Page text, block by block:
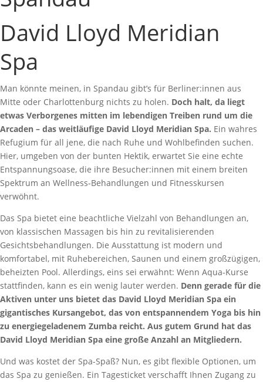
David Lloyd Meridian
Spa
Man könnte meinen, in Spandau gibt’s für Berliner:innen aus
Mitte oder Charlottenburg nichts zu holen. Doch halt, da liegt
etwas Verborgenes mitten im lebendigen Treiben rund um die
Arcaden – das weitläufige David Lloyd Meridian Spa. Ein wahres
Refugium für all jene, die nach Ruhe und Wohlbefinden suchen.
Hier, umgeben von der bunten Hektik, erwartet Sie eine echte
Entspannungsoase, die ihre Besucher:innen mit einem breiten
Spektrum an Wellness-Behandlungen und Fitnesskursen
verwöhnt.
Das Spa bietet eine beachtliche Vielzahl von Behandlungen an,
von klassischen Massagen bis hin zu revitalisierenden
Gesichtsbehandlungen. Die Ausstattung ist modern und
komfortabel, mit Ruhebereichen, Saunen und einem großzügigen,
beheizten Pool. Allerdings, eins sei erwähnt: Wenn Aqua-Kurse
stattfinden, kann es ein wenig lauter werden. Denn gerade für die
Aktiven unter uns bietet das David Lloyd Meridian Spa ein
gigantisches Kursangebot, das von entspannendem Yoga bis hin
zu energiegeladenem Zumba reicht. Aus gutem Grund hat das
David Lloyd Meridian Spa eine große Anzahl an Mitgliedern.
Und was kostet der Spa-Spaß? Nun, es gibt flexible Optionen, um
das Spa zu genießen. Ein Tagesticket verschafft Ihnen Zugang zu